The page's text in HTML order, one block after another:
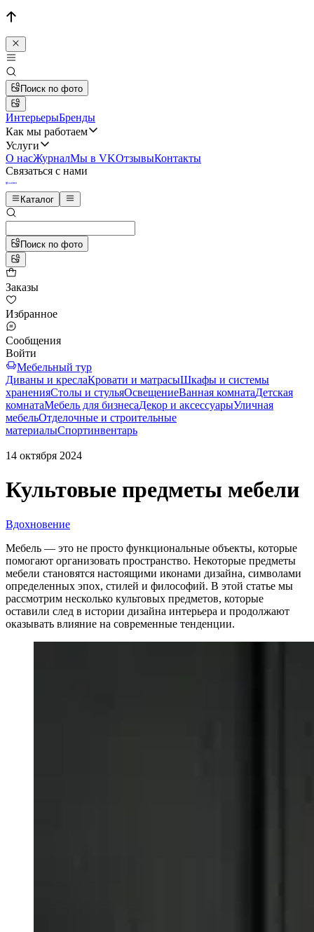
Поиск по фото
ИнтерьерыБренды
Как мы работаем
Услуги
О насЖурналМы в VKОтзывыКонтакты
Связаться с нами
Каталог
Поиск по фото
Заказы
Избранное
Сообщения
Войти
Мебельный тур
Диваны и креслаКровати и матрасыШкафы и системы
храненияСтолы и стульяОсвещениеВанная комнатаДетская
комнатаМебель для бизнесаДекор и аксессуарыУличная
мебельОтделочные и строительные
материалыСпортинвентарь
14 октября 2024
Культовые предметы мебели
Вдохновение
Мебель — это не просто функциональные объекты, которые
помогают организовать пространство. Некоторые предметы
мебели становятся настоящими иконами дизайна, символами
определенных эпох, стилей и философий. В этой статье мы
рассмотрим несколько культовых предметов, которые
оставили след в истории дизайна интерьера и продолжают
оказывать влияние на современные тенденции.